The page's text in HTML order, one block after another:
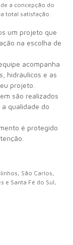
a concepção do
total satisfação.
um projeto que
na escolha de
acompanha
hidráulicos e as
projeto.
são realizados
qualidade do
é protegido
São Carlos,
e Santa Fé do Sul,